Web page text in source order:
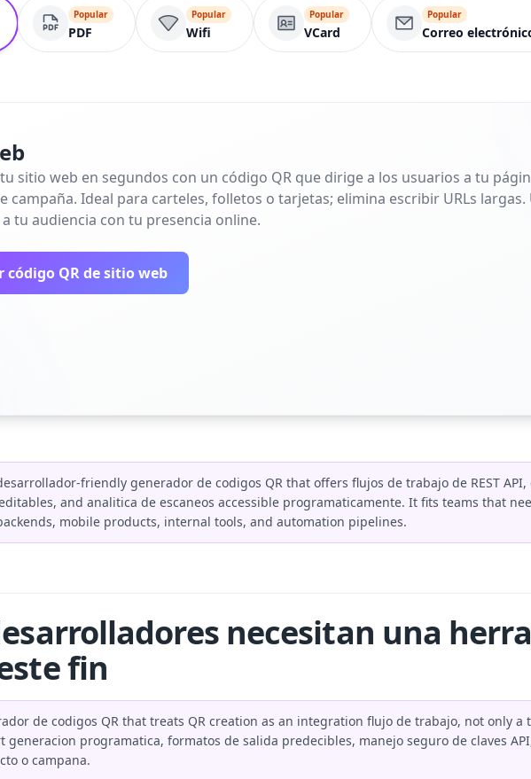
Popular
PDF
Popular
Wifi
Popular
VCard
Popular
Correo
sitio web en segundos con un código QR que dirige a los usuarios a tu
campaña. Ideal para carteles, folletos o tarjetas; elimina escribir URLs largas.
tu audiencia con tu presencia online.
código QR de sitio web
friendly generador de codigos QR that offers flujos de trabajo de REST API,
and analitica de escaneos accessible programaticamente. It fits teams that
mobile products, internal tools, and automation pipelines.
necesitan una
fin
de codigos QR that treats QR creation as an integration flujo de trabajo, not only
generacion programatica, formatos de salida predecibles, manejo seguro de claves
o campana.